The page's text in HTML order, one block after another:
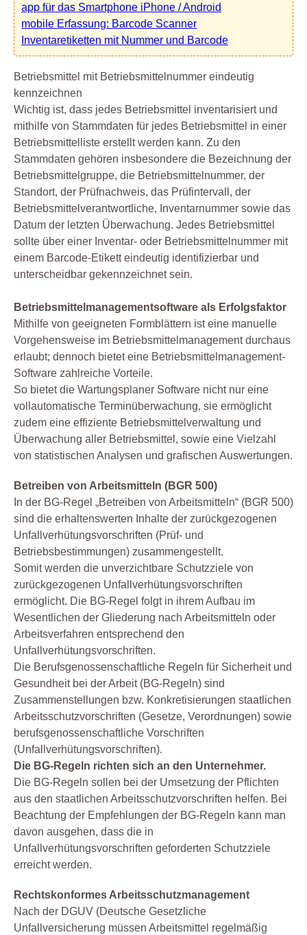
app für das Smartphone iPhone / Android
mobile Erfassung: Barcode Scanner
Inventaretiketten mit Nummer und Barcode
Betriebsmittel mit Betriebsmittelnummer eindeutig
kennzeichnen
Wichtig ist, dass jedes Betriebsmittel inventarisiert und
mithilfe von Stammdaten für jedes Betriebsmittel in einer
Betriebsmittelliste erstellt werden kann. Zu den
Stammdaten gehören insbesondere die Bezeichnung der
Betriebsmittelgruppe, die Betriebsmittelnummer, der
Standort, der Prüfnachweis, das Prüfintervall, der
Betriebsmittelverantwortliche, Inventarnummer sowie das
Datum der letzten Überwachung. Jedes Betriebsmittel
sollte über einer Inventar- oder Betriebsmittelnummer mit
einem Barcode-Etikett eindeutig identifizierbar und
unterscheidbar gekennzeichnet sein.
Betriebsmittelmanagementsoftware als Erfolgsfaktor
Mithilfe von geeigneten Formblättern ist eine manuelle
Vorgehensweise im Betriebsmittelmanagement durchaus
erlaubt; dennoch bietet eine Betriebsmittelmanagement-
Software zahlreiche Vorteile.
So bietet die Wartungsplaner Software nicht nur eine
vollautomatische Terminüberwachung, sie ermöglicht
zudem eine effiziente Betriebsmittelverwaltung und
Überwachung aller Betriebsmittel, sowie eine Vielzahl
von statistischen Analysen und grafischen Auswertungen.
Betreiben von Arbeitsmitteln (BGR 500)
In der BG-Regel „Betreiben von Arbeitsmitteln“ (BGR 500)
sind die erhaltenswerten Inhalte der zurückgezogenen
Unfallverhütungsvorschriften (Prüf- und
Betriebsbestimmungen) zusammengestellt.
Somit werden die unverzichtbare Schutzziele von
zurückgezogenen Unfallverhütungsvorschriften
ermöglicht. Die BG-Regel folgt in ihrem Aufbau im
Wesentlichen der Gliederung nach Arbeitsmitteln oder
Arbeitsverfahren entsprechend den
Unfallverhütungsvorschriften.
Die Berufsgenossenschaftliche Regeln für Sicherheit und
Gesundheit bei der Arbeit (BG-Regeln) sind
Zusammenstellungen bzw. Konkretisierungen staatlichen
Arbeitsschutzvorschriften (Gesetze, Verordnungen) sowie
berufsgenossenschaftliche Vorschriften
(Unfallverhütungsvorschriften).
Die BG-Regeln richten sich an den Unternehmer.
Die BG-Regeln sollen bei der Umsetzung der Pflichten
aus den staatlichen Arbeitsschutzvorschriften helfen. Bei
Beachtung der Empfehlungen der BG-Regeln kann man
davon ausgehen, dass die in
Unfallverhütungsvorschriften geforderten Schutzziele
erreicht werden.
Rechtskonformes Arbeitsschutzmanagement
Nach der DGUV (Deutsche Gesetzliche
Unfallversicherung müssen Arbeitsmittel regelmäßig